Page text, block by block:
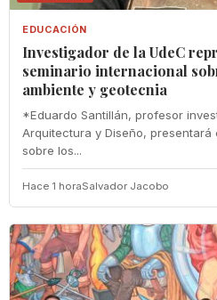
EDUCACIÓN
Investigador de la UdeC
seminario internacional
ambiente y geotecnia
*Eduardo Santillán, profesor
Arquitectura y Diseño, presentará
sobre los...
Hace 1 horaSalvador Jacobo